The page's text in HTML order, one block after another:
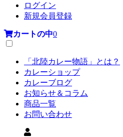
ログイン
新規会員登録
カートの中0
「北陸カレー物語」とは？
カレーショップ
カレーブログ
お知らせ＆コラム
商品一覧
お問い合わせ